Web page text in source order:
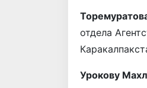
отдела
Урокову